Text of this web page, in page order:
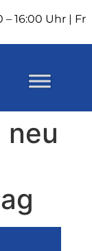
– 16:00 Uhr | Fr
neu